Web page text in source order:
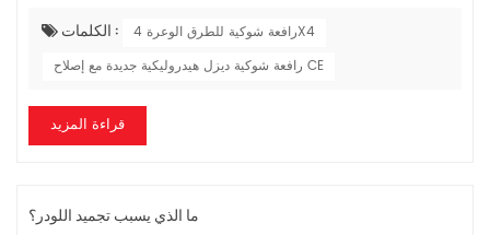
الشو...
الكلمات :
رافعة شوكية للطرق الوعرة 4X4
رافعة شوكية ديزل هيدروليكية جديدة مع إصلاح CE
قراءة المزيد
ما الذي يسبب تجميد اللودر؟